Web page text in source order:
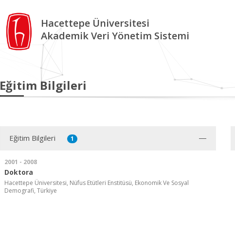
Hacettepe Üniversitesi
Akademik Veri Yönetim Sistemi
Eğitim Bilgileri
Eğitim Bilgileri 1
2001 - 2008
Doktora
Hacettepe Üniversitesi, Nüfus Etütleri Enstitüsü, Ekonomik Ve Sosyal
Demografi, Türkiye